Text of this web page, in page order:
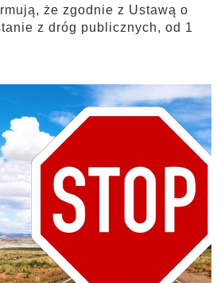
że zgodnie z Ustawą o
z dróg publicznych, od 1